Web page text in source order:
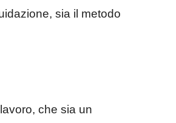
sia il metodo
che sia un